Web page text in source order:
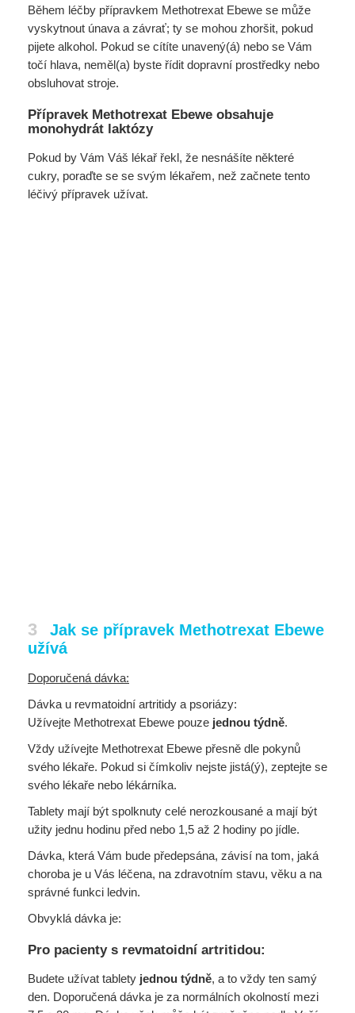
Během léčby přípravkem Methotrexat Ebewe se může
vyskytnout únava a závrať; ty se mohou zhoršit, pokud
pijete alkohol. Pokud se cítíte unavený(á) nebo se Vám
točí hlava, neměl(a) byste řídit dopravní prostředky nebo
obsluhovat stroje.
Přípravek Methotrexat Ebewe obsahuje
monohydrát laktózy
Pokud by Vám Váš lékař řekl, že nesnášíte některé
cukry, poraďte se se svým lékařem, než začnete tento
léčivý přípravek užívat.
3
Jak se přípravek Methotrexat Ebewe
užívá
Doporučená dávka:
Dávka u revmatoidní artritidy a psoriázy:
Užívejte Methotrexat Ebewe pouze jednou týdně.
Vždy užívejte Methotrexat Ebewe přesně dle pokynů
svého lékaře. Pokud si čímkoliv nejste jistá(ý), zeptejte se
svého lékaře nebo lékárníka.
Tablety mají být spolknuty celé nerozkousané a mají být
užity jednu hodinu před nebo 1,5 až 2 hodiny po jídle.
Dávka, která Vám bude předepsána, závisí na tom, jaká
choroba je u Vás léčena, na zdravotním stavu, věku a na
správné funkci ledvin.
Obvyklá dávka je:
Pro pacienty s revmatoidní artritidou:
Budete užívat tablety jednou týdně, a to vždy ten samý
den. Doporučená dávka je za normálních okolností mezi